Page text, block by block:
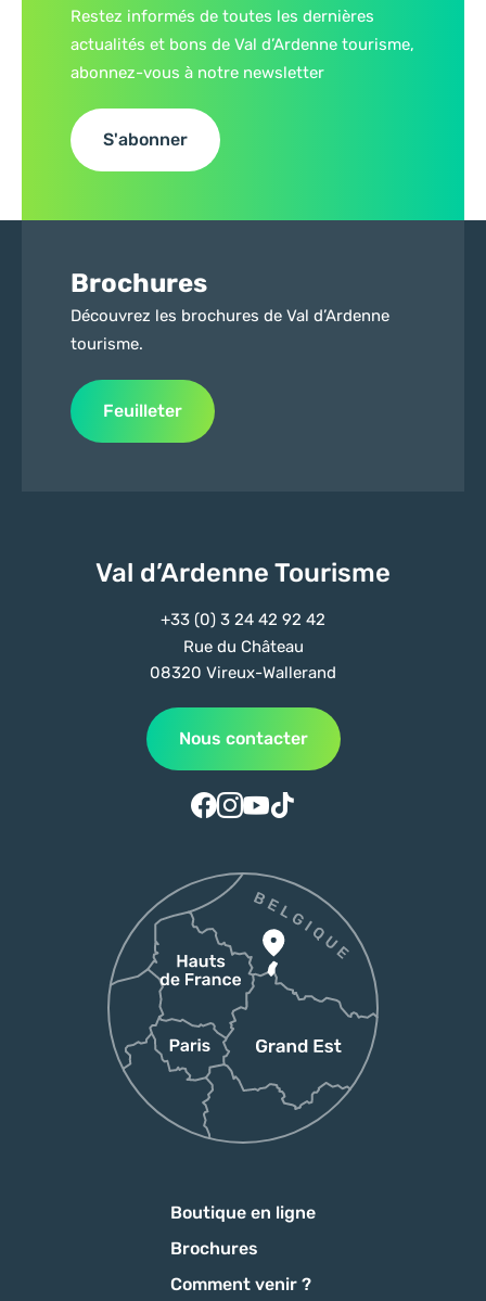
Restez informés de toutes les dernières
actualités et bons de Val d’Ardenne tourisme,
abonnez-vous à notre newsletter
S'abonner
Brochures
Découvrez les brochures de Val d’Ardenne
tourisme.
Feuilleter
Val d’Ardenne Tourisme
+33 (0) 3 24 42 92 42
Rue du Château
08320 Vireux-Wallerand
Nous contacter
Suivez-nous sur Facebook
Suivez-nous sur Instagram
Suivez-nous sur Youtube
Suivez-nous sur Tiktok
Boutique en ligne
Brochures
Comment venir ?